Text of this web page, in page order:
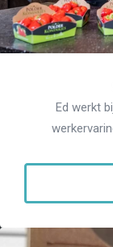
Ed werkt